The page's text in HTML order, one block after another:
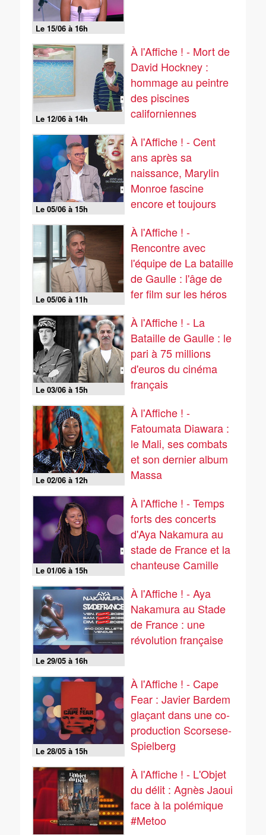
Le 15/06 à 16h
Le 12/06 à 14h
À l'Affiche ! - Mort de
David Hockney :
hommage au peintre
des piscines
californiennes
Le 05/06 à 15h
À l'Affiche ! - Cent
ans après sa
naissance, Marylin
Monroe fascine
encore et toujours
Le 05/06 à 11h
À l'Affiche ! -
Rencontre avec
l'équipe de La bataille
de Gaulle : l'âge de
fer film sur les héros
Le 03/06 à 15h
À l'Affiche ! - La
Bataille de Gaulle : le
pari à 75 millions
d'euros du cinéma
français
Le 02/06 à 12h
À l'Affiche ! -
Fatoumata Diawara :
le Mali, ses combats
et son dernier album
Massa
Le 01/06 à 15h
À l'Affiche ! - Temps
forts des concerts
d'Aya Nakamura au
stade de France et la
chanteuse Camille
Le 29/05 à 16h
À l'Affiche ! - Aya
Nakamura au Stade
de France : une
révolution française
Le 28/05 à 15h
À l'Affiche ! - Cape
Fear : Javier Bardem
glaçant dans une co-
production Scorsese-
Spielberg
À l'Affiche ! - L'Objet
du délit : Agnès Jaoui
face à la polémique
#Metoo